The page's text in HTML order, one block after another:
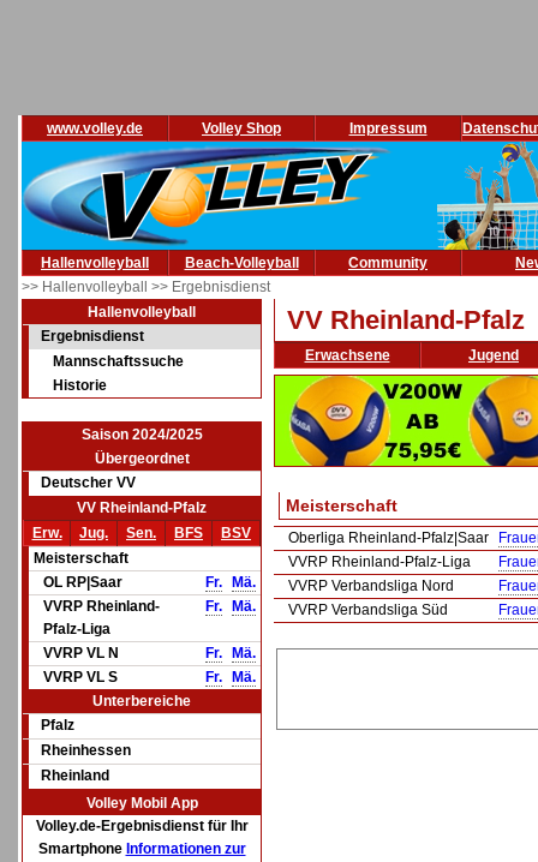
www.volley.de Volley Shop Impressum
Hallenvolleyball Beach-Volleyball Community
>> Hallenvolleyball >> Ergebnisdienst
Hallenvolleyball
Ergebnisdienst
Mannschaftssuche
Historie
Saison 2024/2025
Übergeordnet
Deutscher VV
VV Rheinland-Pfalz
Erw.
Jug. Sen. BFS
BSV
Meisterschaft
OL RP|Saar
Fr.
Mä.
VVRP Rheinland-
Pfalz-Liga
Fr. Mä.
VVRP VL N Fr.
Mä.
VVRP VL S
Fr.
Mä.
Unterbereiche
Pfalz
Rheinhessen
Rheinland
Volley Mobil App
Volley.de-Ergebnisdienst für Ihr
Smartphone Informationen zur
VV Rheinland-Pfalz
Erwachsene Jugend
Meisterschaft
Oberliga Rheinland-Pfalz|Saar
VVRP Rheinland-Pfalz-Liga
VVRP Verbandsliga Nord
VVRP Verbandsliga Süd